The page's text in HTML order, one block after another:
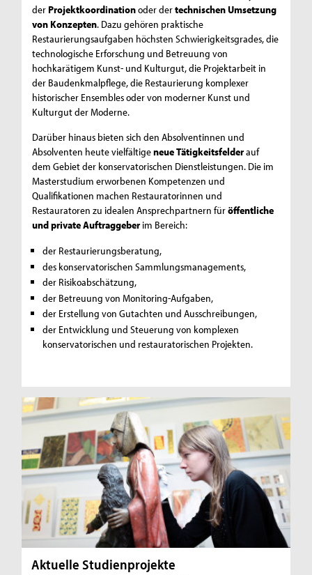
der Projektkoordinationoder dertechnischen Umsetzung
von Konzepten. Dazu gehören praktische
Restaurierungsaufgaben höchsten Schwierigkeitsgrades, die
technologische Erforschung und Betreuung von
hochkarätigem Kunst- und Kulturgut, die Projektarbeit in
der Baudenkmalpflege, die Restaurierung komplexer
historischer Ensembles oder von moderner Kunst und
Kulturgut der Moderne.
Darüber hinaus bieten sich den Absolventinnen und
Absolventen heute vielfältigeneue Tätigkeitsfelderauf
dem Gebiet der konservatorischen Dienstleistungen. Die im
Masterstudium erworbenen Kompetenzen und
Qualifikationen machen Restauratorinnen und
Restauratoren zu idealen Ansprechpartnern füröffentliche
und private Auftraggeberim Bereich:
der Restaurierungsberatung,
des konservatorischen Sammlungsmanagements,
der Risikoabschätzung,
der Betreuung von Monitoring-Aufgaben,
der Erstellung von Gutachten und Ausschreibungen,
der Entwicklung und Steuerung von komplexen
konservatorischen und restauratorischen Projekten.
Aktuelle Studienprojekte